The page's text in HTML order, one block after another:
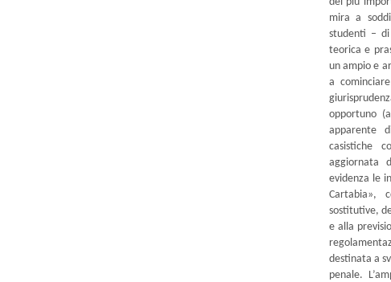
mira a
studenti –
teorica e
un ampio e
a
opportuno
apparente
casistiche
aggiornata
evidenza le
Cartabia»,
sostitutive,
e alla
destinata a
penale.